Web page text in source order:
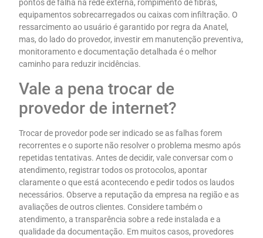
pontos de falha na rede externa, rompimento de fibras,
equipamentos sobrecarregados ou caixas com infiltração. O
ressarcimento ao usuário é garantido por regra da Anatel,
mas, do lado do provedor, investir em manutenção preventiva,
monitoramento e documentação detalhada é o melhor
caminho para reduzir incidências.
Vale a pena trocar de
provedor de internet?
Trocar de provedor pode ser indicado se as falhas forem
recorrentes e o suporte não resolver o problema mesmo após
repetidas tentativas. Antes de decidir, vale conversar com o
atendimento, registrar todos os protocolos, apontar
claramente o que está acontecendo e pedir todos os laudos
necessários. Observe a reputação da empresa na região e as
avaliações de outros clientes. Considere também o
atendimento, a transparência sobre a rede instalada e a
qualidade da documentação. Em muitos casos, provedores